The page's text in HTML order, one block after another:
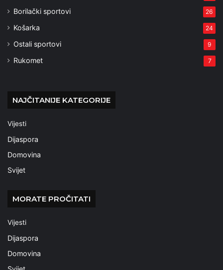
Borilački sportovi 26
Košarka 24
Ostali sportovi 9
Rukomet 7
NAJČITANIJE KATEGORIJE
Vijesti
Dijaspora
Domovina
Svijet
MORATE PROČITATI
Vijesti
Dijaspora
Domovina